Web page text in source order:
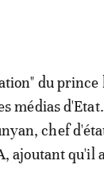
du
médias
chef
ajoutant qu'il